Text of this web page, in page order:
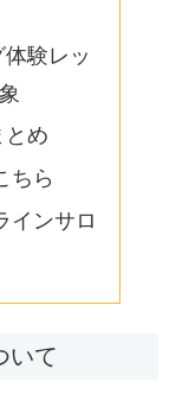
験レッ
め
ちら
インサロ
いて